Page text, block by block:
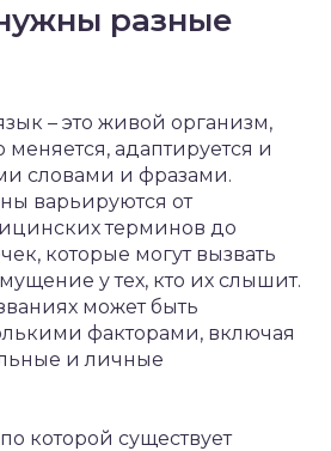
разные
– это живой организм,
адаптируется и
словами и фразами.
варьируются от
терминов до
которые могут вызвать
у тех, кто их слышит.
может быть
факторами, включая
и личные
которой существует